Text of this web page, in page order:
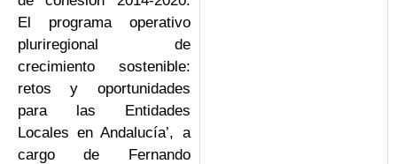
El programa operativo
pluriregional de
crecimiento sostenible:
retos y oportunidades
para las Entidades
Locales en Andalucía’, a
cargo de Fernando